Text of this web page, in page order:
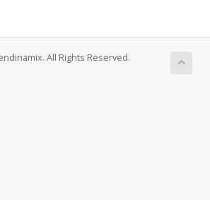
All Rights Reserved.